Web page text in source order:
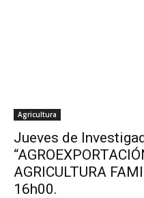
Agricultura
Jueves de
AGRICULTURA
16h00.